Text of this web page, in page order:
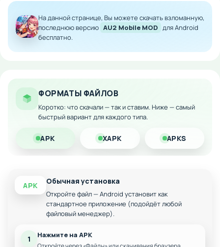
красивые хореографические комбинации с качественной
анимацией, соперничая в мастерстве и чувстве ритма.
Между боями можно взаимодействовать с другими
игроками в социальной части проекта, обмениваться
впечатлениями и просто наслаждаться общением.
Расширенная система кастомизации
персонажей
Улучшенная графика и анимация танцевальных
движений
Дополнительные музыкальные треки и песни
гардероба
На данной странице, Вы можете скачать взломанную,
последнюю версию AU2 Mobile MOD для Android
бесплатно.
ФОРМАТЫ ФАЙЛОВ
Коротко: что скачали — так и ставим. Ниже — самый
быстрый вариант для каждого типа.
APK XAPK APKS
APK Обычная установка
Откройте файл — Android установит как
стандартное приложение (подойдёт любой
файловый менеджер).
1 Нажмите на APK